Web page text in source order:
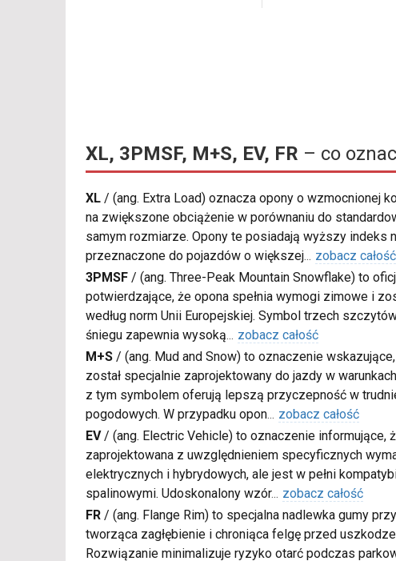
XL, 3PMSF, M+S, EV, FR – co
XL / (ang. Extra Load) oznacza opony o wzmocnionej
na zwiększone obciążenie w porównaniu do
samym rozmiarze. Opony te posiadają wyższy indeks
przeznaczone do pojazdów o większej... zobacz całość
3PMSF / (ang. Three-Peak Mountain Snowflake) to
potwierdzające, że opona spełnia wymogi zimowe i
według norm Unii Europejskiej. Symbol trzech
śniegu zapewnia wysoką... zobacz całość
M+S / (ang. Mud and Snow) to oznaczenie
został specjalnie zaprojektowany do jazdy w
z tym symbolem oferują lepszą przyczepność w
pogodowych. W przypadku opon... zobacz całość
EV/ (ang. Electric Vehicle) to oznaczenie informujące,
zaprojektowana z uwzględnieniem specyficznych
elektrycznych i hybrydowych, ale jest w pełni
spalinowymi. Udoskonalony wzór... zobacz całość
FR / (ang. Flange Rim) to specjalna nadlewka gumy
tworząca zagłębienie i chroniąca felgę przed
Rozwiązanie minimalizuje ryzyko otarć podczas